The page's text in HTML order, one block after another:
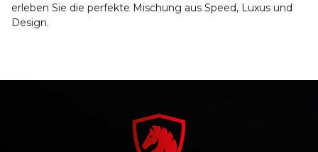
erleben Sie die perfekte Mischung aus Speed, Luxus und
Design.